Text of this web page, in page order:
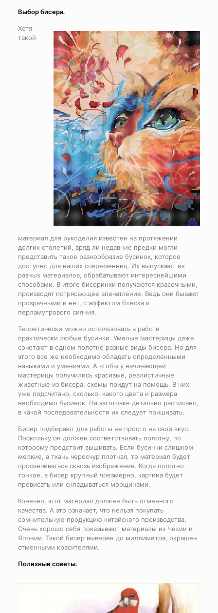
Выбор бисера.
Хотя
такой
материал для рукоделия известен на протяжении
долгих столетий, вряд ли недавние предки могли
представить такое разнообразие бусинок, которое
доступно для наших современниц. Их выпускают из
разных материалов, обрабатывают интереснейшими
способами. В итоге бисеринки получаются красочными,
производят потрясающее впечатление. Ведь они бывают
прозрачными и нет, с эффектом блеска и
перламутрового сияния.
Теоретически можно использовать в работе
практически любые бусинки. Умелые мастерицы даже
сочетают в одном полотне разные виды бисера. Но для
этого все же необходимо обладать определенными
навыками и умениями. А чтобы у начинающей
мастерицы получились красивые, реалистичные
животные из бисера, схемы придут на помощь. В них
уже подсчитано, сколько, какого цвета и размера
необходимо бусинок. На заготовке детально расписано,
в какой последовательности их следует пришивать.
Бисер подбирают для работы не просто на свой вкус.
Поскольку он должен соответствовать полотну, по
которому предстоит вышивать. Если бусинки слишком
мелкие, а ткань чересчур плотная, то материал будет
просвечиваться сквозь изображение. Когда полотно
тонкое, а бисер крупный чрезмерно, картина будет
провисать или складываться морщинами.
Конечно, этот материал должен быть отменного
качества. А это означает, что нельзя покупать
сомнительную продукцию китайского производства,
Очень хорошо себя показывают материалы из Чехии и
Японии. Такой бисер выверен до миллиметра, окрашен
отменными красителями.
Полезные советы.